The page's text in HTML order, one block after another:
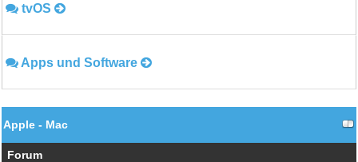
tvOS
Apps und Software
Apple - Mac
Forum